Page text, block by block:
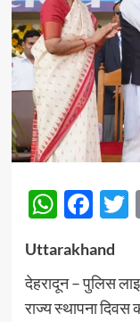
Uttarakhand
देहरादून – पुलिस
राज्य स्थापना दिवस